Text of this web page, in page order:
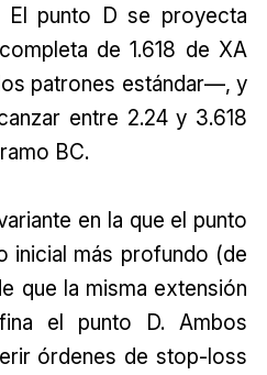
punto D se proyecta
de 1.618 de XA
patrones estándar—, y
entre 2.24 y 3.618
BC.
en la que el punto
inicial más profundo (de
que la misma extensión
el punto D. Ambos
órdenes de stop-loss